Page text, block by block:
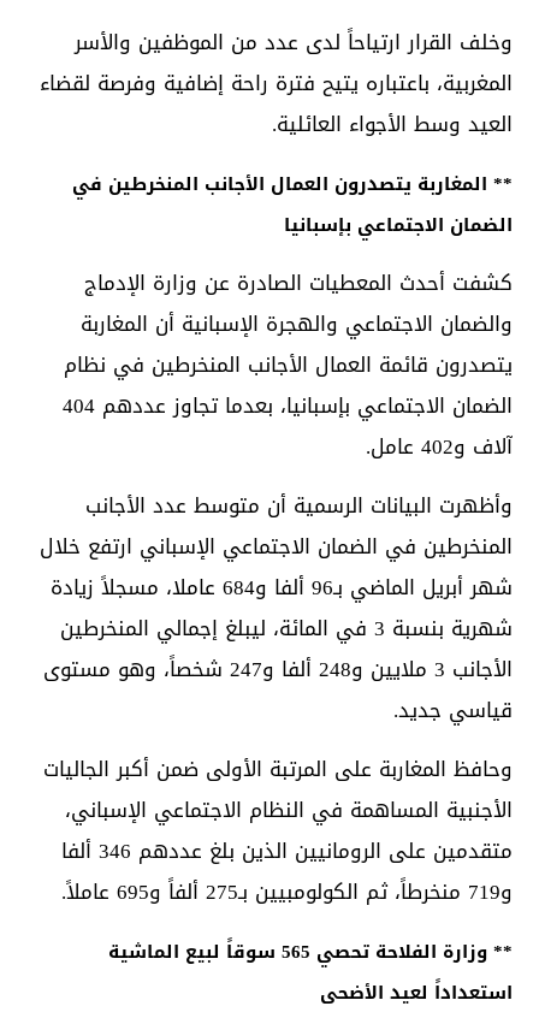
وخلف القرار ارتياحاً لدى عدد من الموظفين والأسر
المغربية، باعتباره يتيح فترة راحة إضافية وفرصة لقضاء
العيد وسط الأجواء العائلية.
** المغاربة يتصدرون العمال الأجانب المنخرطين في
الضمان الاجتماعي بإسبانيا
كشفت أحدث المعطيات الصادرة عن وزارة الإدماج
والضمان الاجتماعي والهجرة الإسبانية أن المغاربة
يتصدرون قائمة العمال الأجانب المنخرطين في نظام
الضمان الاجتماعي بإسبانيا، بعدما تجاوز عددهم 404
آلاف و402 عامل.
وأظهرت البيانات الرسمية أن متوسط عدد الأجانب
المنخرطين في الضمان الاجتماعي الإسباني ارتفع خلال
شهر أبريل الماضي بـ96 ألفا و684 عاملا، مسجلاً زيادة
شهرية بنسبة 3 في المائة، ليبلغ إجمالي المنخرطين
الأجانب 3 ملايين و248 ألفا و247 شخصاً، وهو مستوى
قياسي جديد.
وحافظ المغاربة على المرتبة الأولى ضمن أكبر الجاليات
الأجنبية المساهمة في النظام الاجتماعي الإسباني،
متقدمين على الرومانيين الذين بلغ عددهم 346 ألفا
و719 منخرطاً، ثم الكولومبيين بـ275 ألفاً و695 عاملاً.
** وزارة الفلاحة تحصي 565 سوقاً لبيع الماشية
استعداداً لعيد الأضحى